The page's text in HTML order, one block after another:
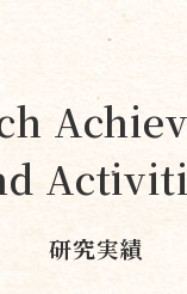
研究実績